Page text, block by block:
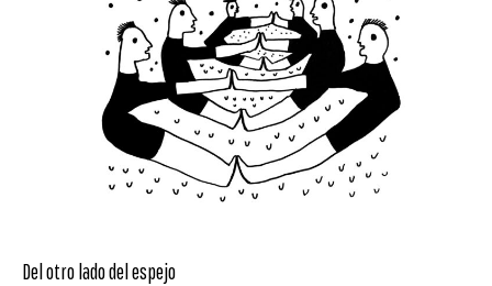
Del otro lado del espejo